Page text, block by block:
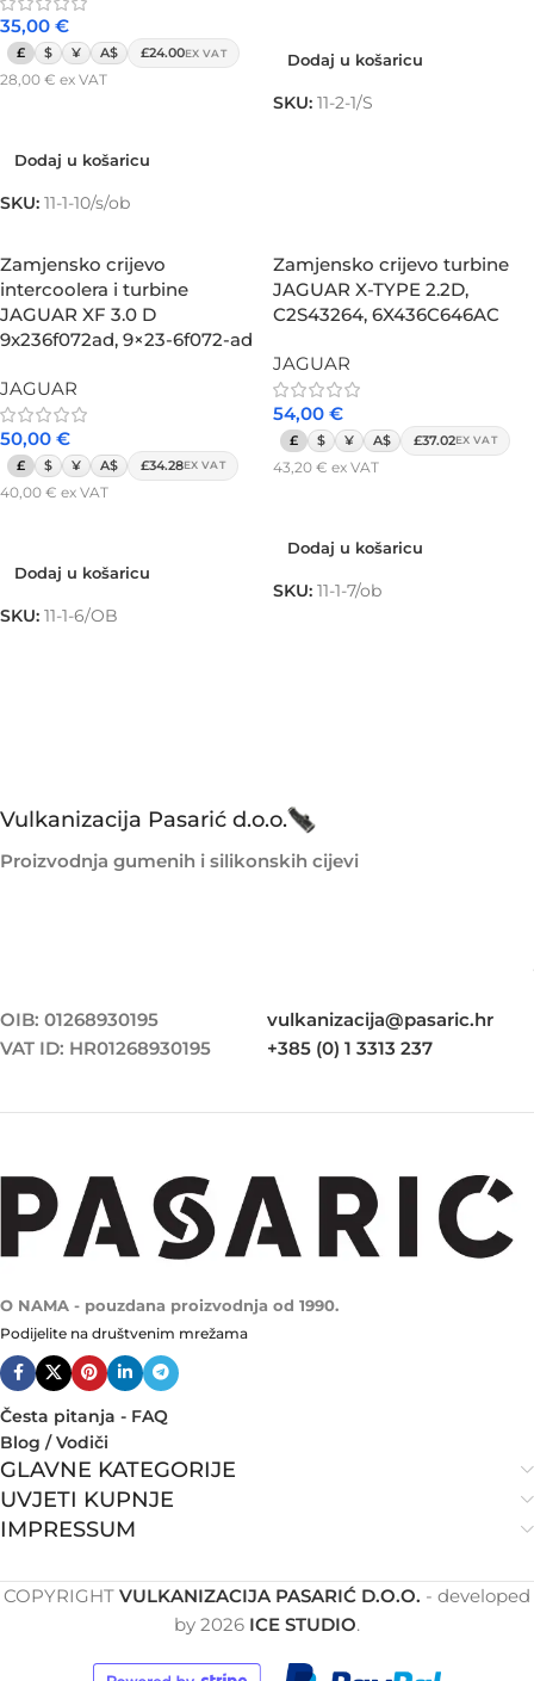
35,00 €
£ $ ¥ A$ £24.00EX VAT
28,00 € ex VAT
Dodaj u košaricu
SKU: 11-1-10/s/ob
Dodaj u košaricu
SKU: 11-2-1/S
Zamjensko crijevo
intercoolera i turbine
JAGUAR XF 3.0 D
9x236f072ad, 9×23-6f072-ad
JAGUAR
50,00 €
£ $ ¥ A$ £34.28EX VAT
40,00 € ex VAT
Dodaj u košaricu
SKU: 11-1-6/OB
Zamjensko crijevo turbine
JAGUAR X-TYPE 2.2D,
C2S43264, 6X436C646AC
JAGUAR
54,00 €
£ $ ¥ A$ £37.02EX VAT
43,20 € ex VAT
Dodaj u košaricu
SKU: 11-1-7/ob
Vulkanizacija Pasarić d.o.o.
Proizvodnja gumenih i silikonskih cijevi
OIB: 01268930195
VAT ID: HR01268930195
vulkanizacija@pasaric.hr
+385 (0) 1 3313 237
O NAMA - pouzdana proizvodnja od 1990.
Podijelite na društvenim mrežama
Česta pitanja - FAQ
Blog / Vodiči
GLAVNE KATEGORIJE
UVJETI KUPNJE
IMPRESSUM
COPYRIGHT VULKANIZACIJA PASARIĆ D.O.O. - developed
by 2026 ICE STUDIO.